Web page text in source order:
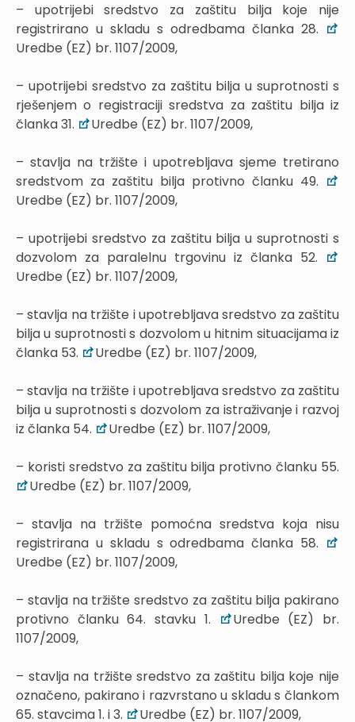
– upotrijebi sredstvo za zaštitu bilja koje nije
registrirano u skladu s odredbama članka 28.
Uredbe (EZ) br. 1107/2009,
– upotrijebi sredstvo za zaštitu bilja u suprotnosti s
rješenjem o registraciji sredstva za zaštitu bilja iz
članka 31.
Uredbe (EZ) br. 1107/2009,
– stavlja na tržište i upotrebljava sjeme tretirano
sredstvom za zaštitu bilja protivno članku 49.
Uredbe (EZ) br. 1107/2009,
– upotrijebi sredstvo za zaštitu bilja u suprotnosti s
dozvolom za paralelnu trgovinu iz članka 52.
Uredbe (EZ) br. 1107/2009,
– stavlja na tržište i upotrebljava sredstvo za zaštitu
bilja u suprotnosti s dozvolom u hitnim situacijama iz
članka 53.
Uredbe (EZ) br. 1107/2009,
– stavlja na tržište i upotrebljava sredstvo za zaštitu
bilja u suprotnosti s dozvolom za istraživanje i razvoj
iz članka 54.
Uredbe (EZ) br. 1107/2009,
– koristi sredstvo za zaštitu bilja protivno članku 55.
Uredbe (EZ) br. 1107/2009,
– stavlja na tržište pomoćna sredstva koja nisu
registrirana u skladu s odredbama članka 58.
Uredbe (EZ) br. 1107/2009,
– stavlja na tržište sredstvo za zaštitu bilja pakirano
protivno članku 64. stavku 1.
Uredbe (EZ) br.
1107/2009,
– stavlja na tržište sredstvo za zaštitu bilja koje nije
označeno, pakirano i razvrstano u skladu s člankom
65. stavcima 1. i 3.
Uredbe (EZ) br. 1107/2009,